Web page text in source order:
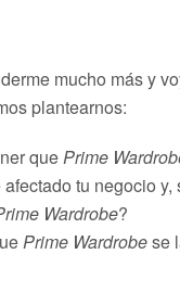
mucho más y
plantearnos:
quePrime
tu negocio y,
Wardrobe?
Prime Wardrobese